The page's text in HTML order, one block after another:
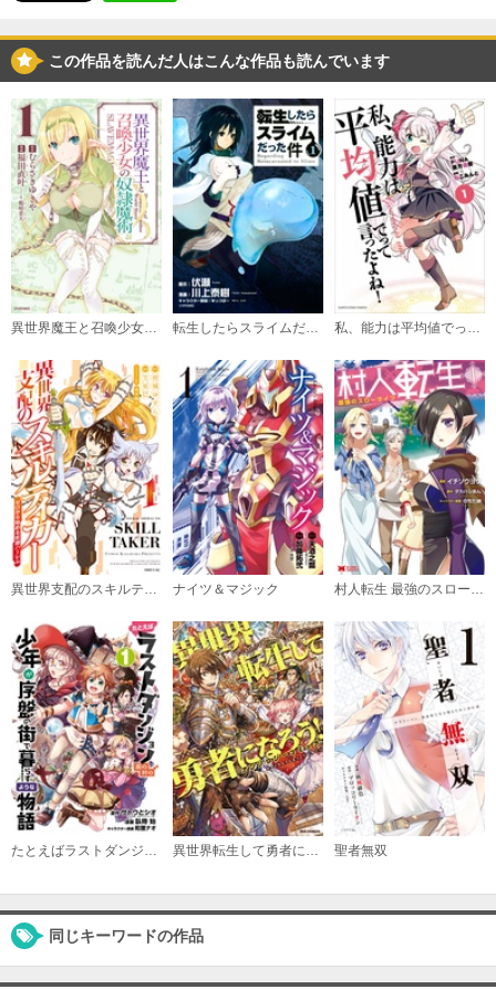
購入する
3巻
必要ポイント：570
購入する
4巻
必要ポイント：590
購入する
5巻
購入する
6巻
必要ポイント：600
購入する
7巻
購入する
8巻
必要ポイント：590
購入する
9巻
必要ポイント：630
購入する
必要ポイント：630
この作品を読んだ人はこんな作品も読んでいます
異世界魔王と召喚少女の奴隷魔術 転生したらスライムだった件 私、能力は平均値でって言ったよね！（コミック）
異世界支配のスキルテイカー ゼロから始める奴隷ハーレム ナイツ＆マジック 村人転生 最強のスローライフ（コミック）
聖者無双
同じキーワードの作品